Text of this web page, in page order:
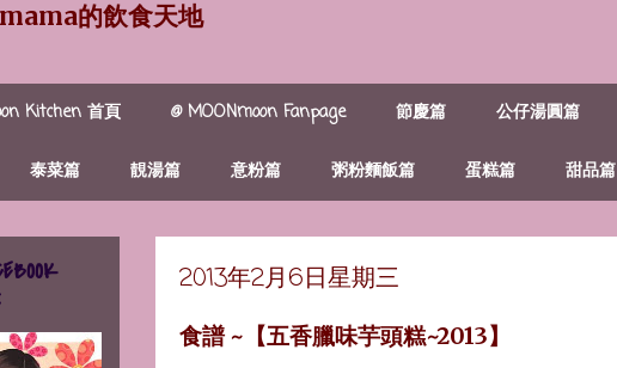
的飲食天地
Kitchen 首頁 @ MOONmoon Fanpage 節慶篇 公仔湯圓篇
泰菜篇 靚湯篇 意粉篇 粥粉麵飯篇 蛋糕篇 甜品篇
2013年2月6日星期三
食譜 ~【五香臘味芋頭糕~2013】